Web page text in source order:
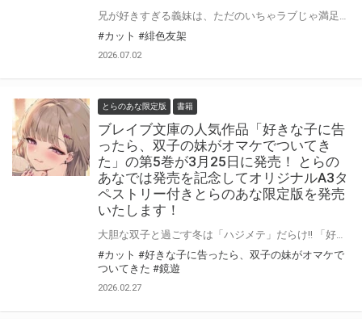
#カット #緋色友架
2026.07.02
とらのあな限定版 書籍
ブレイブ文庫の人気作品「好きな子に告
ったら、双子の妹がオマケでついてき
た」の第5巻が3月25日に発売！ とらの
あなでは発売を記念してオリジナルA3タ
ペストリー付きとらのあな限定版を発売
いたします！
#カット #好きな子に告ったら、双子の妹がオマケで
ついてきた #鏡遊
2026.02.27